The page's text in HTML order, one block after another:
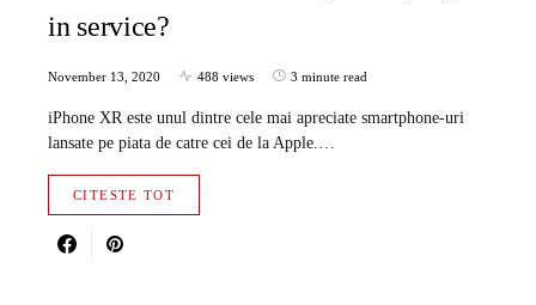
in service?
November 13, 2020 488 views 3 minute read
iPhone XR este unul dintre cele mai apreciate smartphone-uri
lansate pe piata de catre cei de la Apple.…
CITESTE TOT